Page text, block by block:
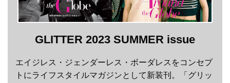
GLITTER 2023 SUMMER issue
エイジレス・ジェンダーレス・ボーダレスをコンセプ
トにライフスタイルマガジンとして新装刊。「グリッ